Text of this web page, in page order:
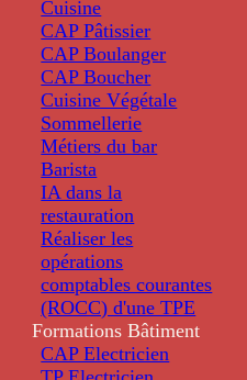
Cuisine
CAP Pâtissier
CAP Boulanger
CAP Boucher
Cuisine Végétale
Sommellerie
Métiers du bar
Barista
IA dans la
restauration
Réaliser les
opérations
comptables courantes
(ROCC) d'une TPE
Formations Bâtiment
CAP Electricien